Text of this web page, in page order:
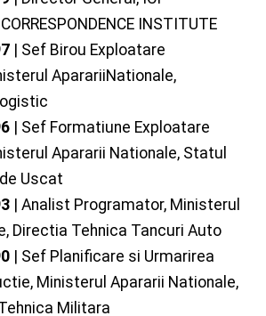
INSTITUTE
| Sef Birou Exploatare
AparariiNationale,
| Sef Formatiune Exploatare
Apararii Nationale, Statul
Uscat
| Analist Programator, Ministerul
Directia Tehnica Tancuri Auto
| Sef Planificare si Urmarirea
Ministerul Apararii Nationale,
Militara